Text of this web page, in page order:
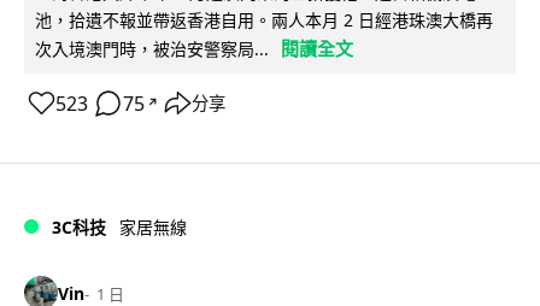
池，拾遺不報並帶返香港自用。兩人本月 2 日經港珠澳大橋再
次入境澳門時，被治安警察局...
閱讀全文
523 75 ↗ 分享
3C科技 家居無線
Vin 1 日